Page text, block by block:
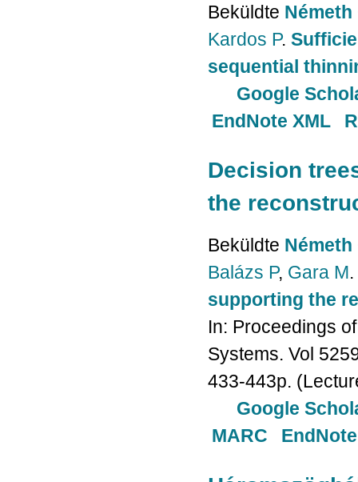
Beküldte Németh
Kardos P.
sequential
Google
EndNote XML
Decision
the
Beküldte Németh
Balázs P, Gara M.
supporting the
In: Proceedings
Systems. Vol
433-443p.
Google
MARC